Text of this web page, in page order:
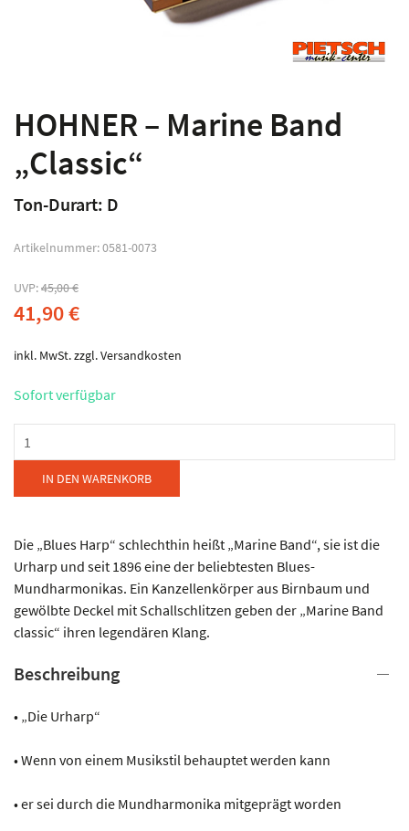
HOHNER – Marine Band
„Classic“
Ton-Durart: D
Artikelnummer:0581-0073
UVP:45,00€
41,90€
inkl. MwSt.zzgl.Versandkosten
Sofort verfügbar
-
Marine
Band
Menge
IN DEN WARENKORB
Die „Blues Harp“ schlechthin heißt „Marine Band“, sie ist die
Urharp und seit 1896 eine der beliebtesten Blues-
Mundharmonikas. Ein Kanzellenkörper aus Birnbaum und
gewölbte Deckel mit Schallschlitzen geben der „Marine Band
classic“ ihren legendären Klang.
Beschreibung
• „Die Urharp“
• Wenn von einem Musikstil behauptet werden kann
• er sei durch die Mundharmonika mitgeprägt worden